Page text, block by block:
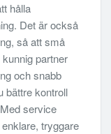
hålla
Det är också
så att små
partner
och snabb
bättre kontroll
service
tryggare